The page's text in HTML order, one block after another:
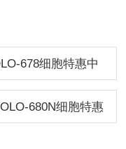
678细胞特惠中
680N细胞特惠